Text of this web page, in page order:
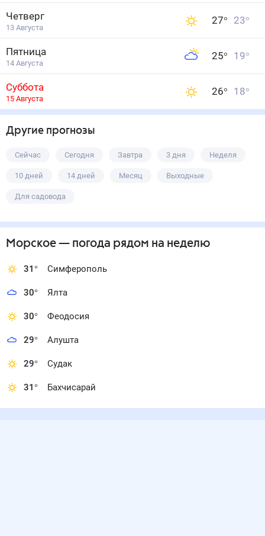
Четверг
13 Августа
27° 23°
Пятница
14 Августа
25° 19°
Суббота
15 Августа
26° 18°
Другие прогнозы
Сейчас Сегодня Завтра 3 дня Неделя
10 дней 14 дней Месяц Выходные
Для садовода
Морское— погода рядом на неделю
31° Симферополь
30° Ялта
30° Феодосия
29° Алушта
29° Судак
31° Бахчисарай